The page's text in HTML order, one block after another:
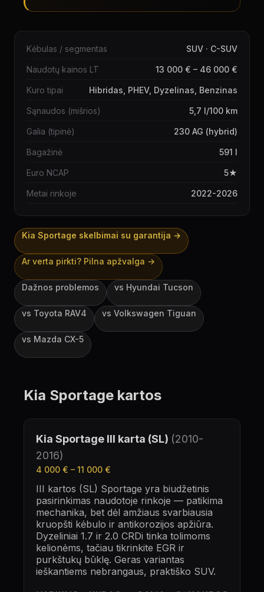
Kėbulas / segmentas SUV · C-SUV
Naudotų kainos LT 13 000 € – 46 000 €
Kuro tipai Hibridas, PHEV, Dyzelinas, Benzinas
Sąnaudos (mišrios) 5,7 l/100 km
Galia (tipinė) 230 AG (hybrid)
Bagažinė 591 l
Euro NCAP 5★
Metai rinkoje 2022-2026
Kia Sportage skelbimai su garantija →
Ar verta pirkti? Pilna apžvalga →
Dažnos problemos vs Hyundai Tucson
vs Toyota RAV4 vs Volkswagen Tiguan
vs Mazda CX-5
Kia Sportage kartos
Kia Sportage III karta (SL) (2010-
2016)
4 000 € – 11 000 €
III kartos (SL) Sportage yra biudžetinis
pasirinkimas naudotoje rinkoje — patikima
mechanika, bet dėl amžiaus svarbiausia
kruopšti kėbulo ir antikorozijos apžiūra.
Dyzeliniai 1.7 ir 2.0 CRDi tinka tolimoms
kelionėms, tačiau tikrinkite EGR ir
purkštukų būklę. Geras variantas
ieškantiems nebrangaus, praktiško SUV.